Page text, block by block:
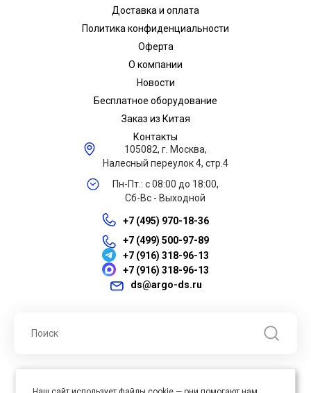
Доставка и оплата
Политика конфиденциальности
Оферта
О компании
Новости
Бесплатное оборудование
Заказ из Китая
Контакты
105082, г. Москва,
Налесный переулок 4, стр.4
Пн-Пт.: с 08:00 до 18:00,
Сб-Вс - Выходной
+7 (495) 970-18-36
+7 (499) 500-97-89
+7 (916) 318-96-13
+7 (916) 318-96-13
ds@argo-ds.ru